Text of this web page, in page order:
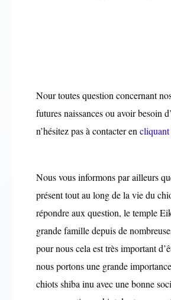
Nour toutes question concernant
futures naissances ou avoir besoin
n’hésitez pas à contacter en
Nous vous informons par ailleurs
présent tout au long de la vie du
répondre aux question, le temple
grande famille depuis de
pour nous cela est très important
nous portons une grande
chiots shiba inu avec une bonne